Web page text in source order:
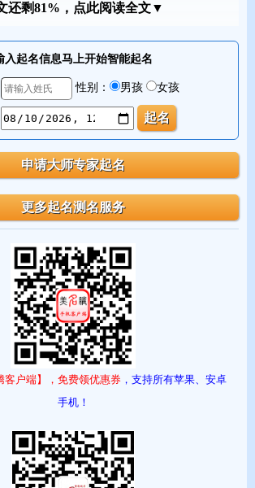
名注重名字的寓意和内涵
美好期望
美好的品质和未来。可以用 “贤”“惠”“淑” 等字
用 “秀”“丽”“美” 等字希望宝宝容貌出众；用
愿宝宝聪明好学、有智慧。例如 “慧妍”，寓意
，表示高雅、杰出。
经典诗词
丰富的文化内涵和优美的意境。从诗词中选取
深厚的文化底蕴，又能展现独特的艺术美感。
，天然去雕饰” 中可取名 “清芙”，寓意女孩清
长久，千里共婵娟” 中取名 “婵娟”，象征美好
还剩81%，点此阅读全文▼
入起名信息马上开始智能起名
性别： 男孩 女孩
客户端】，免费领优惠券，支持所有苹果、安卓
手机！